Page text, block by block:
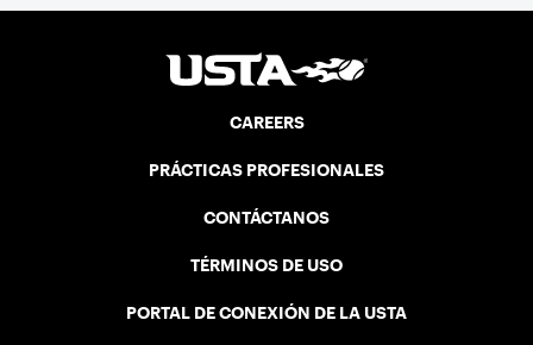
CAREERS
PRÁCTICAS PROFESIONALES
CONTÁCTANOS
TÉRMINOS DE USO
PORTAL DE CONEXIÓN DE LA USTA